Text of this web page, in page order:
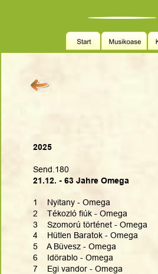
2025
Send.180
21.12. - 63 Jahre Omega
1    Nyitany - Omega
2    Tékozló fiúk - Omega
3    Szomorú történet - Omega
4    Hütlen Baratok - Omega
5    A Büvesz - Omega
6    Idörablo - Omega
7    Egi vandor - Omega